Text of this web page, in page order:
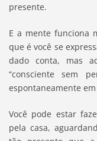
presente.
E a mente funciona
que é você se
dado conta, mas
“consciente sem
espontaneamente
Você pode estar
pela casa,